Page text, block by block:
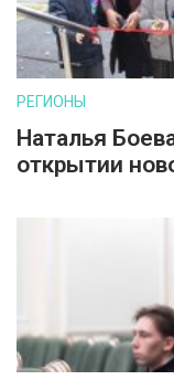
РЕГИОНЫ
Наталья
открытии